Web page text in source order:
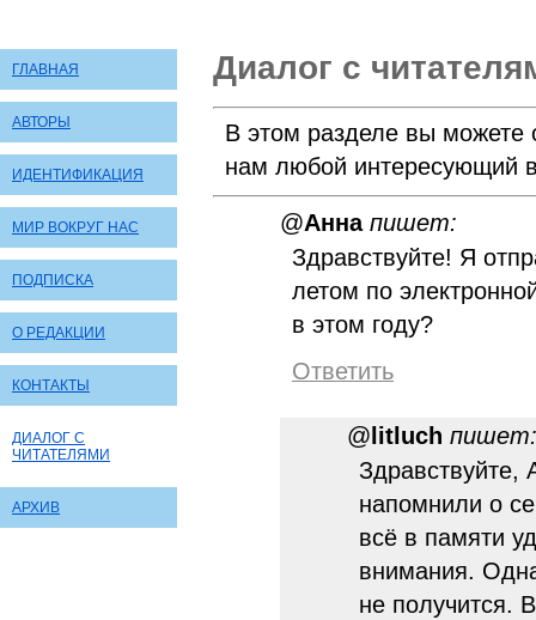
ГЛАВНАЯ
АВТОРЫ
ИДЕНТИФИКАЦИЯ
МИР ВОКРУГ НАС
ПОДПИСКА
О РЕДАКЦИИ
КОНТАКТЫ
ДИАЛОГ С
ЧИТАТЕЛЯМИ
АРХИВ
Диалог с
В этом разделе вы можете
нам любой интересующий
@Анна пишет:
Здравствуйте! Я
летом по
в этом году?
Ответить
@ litluch пишет:
Здравствуйте,
напомнили о
всё в памяти
внимания.
не получится.